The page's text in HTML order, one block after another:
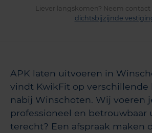
Liever langskomen? Neem
dichtsbijzijnde
APK laten uitvoeren in
vindt KwikFit op verschillende
nabij Winschoten. Wij voeren
professioneel en betrouwbaar
terecht? Een afspraak maken